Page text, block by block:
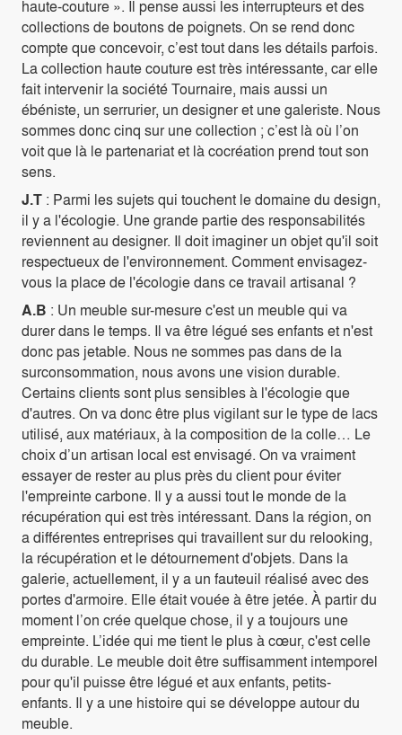
haute-couture ». Il pense aussi les interrupteurs et des
collections de boutons de poignets. On se rend donc
compte que concevoir, c’est tout dans les détails parfois.
La collection haute couture est très intéressante, car elle
fait intervenir la société Tournaire, mais aussi un
ébéniste, un serrurier, un designer et une galeriste. Nous
sommes donc cinq sur une collection ; c’est là où l’on
voit que là le partenariat et là cocréation prend tout son
sens.
J.T : Parmi les sujets qui touchent le domaine du design,
il y a l'écologie. Une grande partie des responsabilités
reviennent au designer. Il doit imaginer un objet qu'il soit
respectueux de l'environnement. Comment envisagez-
vous la place de l'écologie dans ce travail artisanal ?
A.B : Un meuble sur-mesure c'est un meuble qui va
durer dans le temps. Il va être légué ses enfants et n'est
donc pas jetable. Nous ne sommes pas dans de la
surconsommation, nous avons une vision durable.
Certains clients sont plus sensibles à l'écologie que
d'autres. On va donc être plus vigilant sur le type de lacs
utilisé, aux matériaux, à la composition de la colle… Le
choix d’un artisan local est envisagé. On va vraiment
essayer de rester au plus près du client pour éviter
l'empreinte carbone. Il y a aussi tout le monde de la
récupération qui est très intéressant. Dans la région, on
a différentes entreprises qui travaillent sur du relooking,
la récupération et le détournement d'objets. Dans la
galerie, actuellement, il y a un fauteuil réalisé avec des
portes d'armoire. Elle était vouée à être jetée. À partir du
moment l’on crée quelque chose, il y a toujours une
empreinte. L’idée qui me tient le plus à cœur, c'est celle
du durable. Le meuble doit être suffisamment intemporel
pour qu'il puisse être légué et aux enfants, petits-
enfants. Il y a une histoire qui se développe autour du
meuble.